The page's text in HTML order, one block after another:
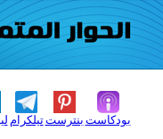
تيلكرامبنترست بودكاست